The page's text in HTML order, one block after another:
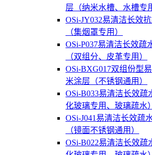
层（纳米水槽、水槽专
OSi-JY032易清洁长效
（集烟罩专用）
OSi-P037易清洁长效疏
（双组分、皮革专用）
OSi-BXG017双组份型
米涂层（不锈钢通用）
OSi-B033易清洁长效疏
化玻璃专用、玻璃疏水）
OSi-J041易清洁长效疏
（镜面不锈钢通用）
OSi-B022易清洁长效疏